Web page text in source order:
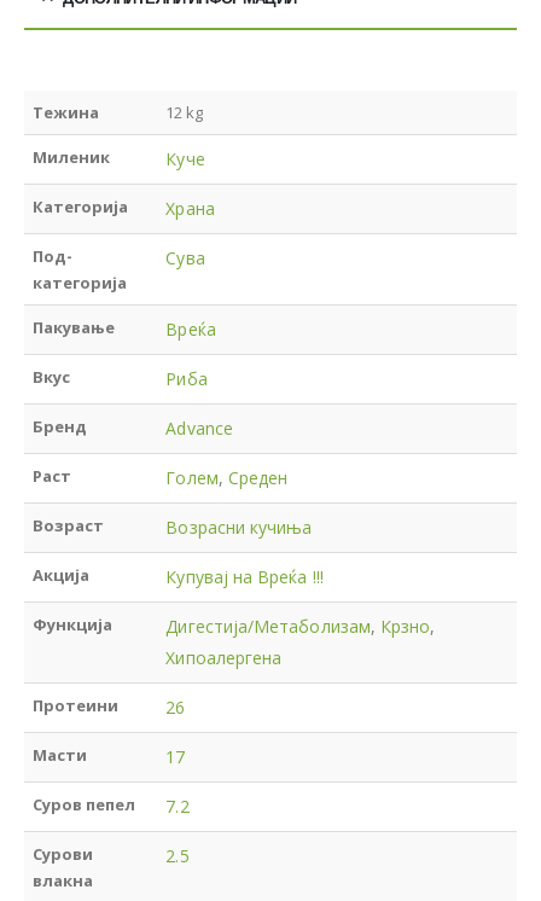
Тежина 12 kg
Миленик Куче
Категорија Храна
Под-
категорија
Сува
Пакување Вреќа
Вкус Риба
Бренд Advance
Раст Голем, Среден
Возраст Возрасни кучиња
Акција Купувај на Вреќа !!!
Функција Дигестија/Метаболизам, Крзно,
Хипоалергена
Протеини 26
Масти 17
Суров пепел 7.2
Сурови
влакна
2.5